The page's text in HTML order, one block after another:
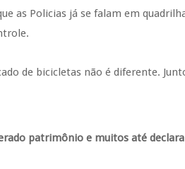
as Policias já se falam em
de bicicletas não é diferente.
patrimônio e muitos até